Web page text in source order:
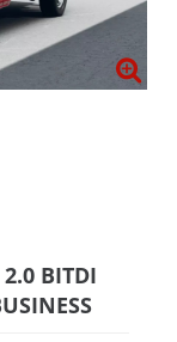
2.0 BITDI